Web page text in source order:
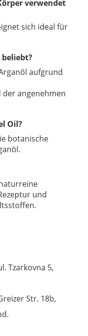
verwendet
sich ideal für
aufgrund
angenehmen
Oil?
botanische
und
Tzarkovna 5,
Str. 18b,